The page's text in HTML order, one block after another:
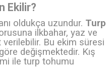
Ekilir?
oldukça uzundur. Turp
ilkbahar, yaz ve
verilebilir. Bu ekim süresi
değişmektedir. Kış
ile turp tohumu